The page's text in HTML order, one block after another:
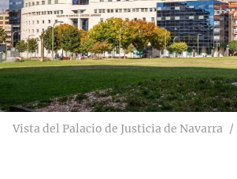
Vista del Palacio de Justicia de Navarra